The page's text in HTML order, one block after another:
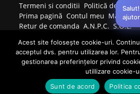
Termeni si conditii Politică de
Prima pagină Contul meu Magazin
Retur de comanda A.N.P.C. S.O.L.
PROGRAM DE LUCRU TELEFONIC:
17:00 0759759124
0
Acest site folosește cookie-uri.
acceptul dvs. pentru utilizarea lor.
gestionarea preferințelor privind
utillizare cookie-
Sunt de acord
Politica